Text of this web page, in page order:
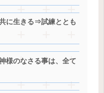
に生きる⇒試練ととも
のなさる事は、全て